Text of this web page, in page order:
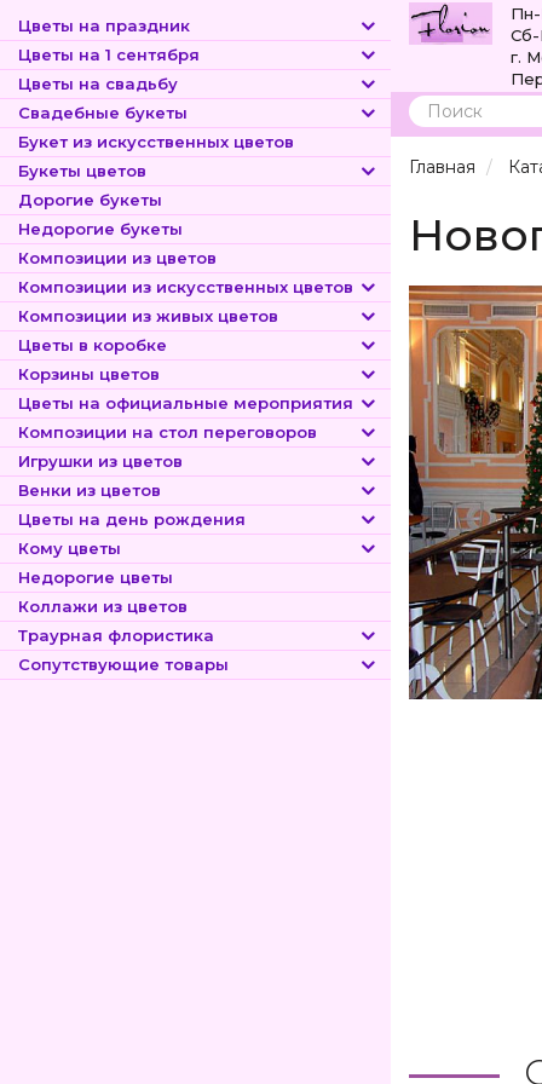
Цветы на праздник
Цветы на 1 сентября
Цветы на свадьбу
Свадебные букеты
Букет из искусственных цветов
Букеты цветов
Дорогие букеты
Недорогие букеты
Композиции из цветов
Композиции из искусственных цветов
Композиции из живых цветов
Цветы в коробке
Корзины цветов
Цветы на официальные мероприятия
Композиции на стол переговоров
Игрушки из цветов
Венки из цветов
Цветы на день рождения
Кому цветы
Недорогие цветы
Коллажи из цветов
Траурная флористика
Сопутствующие товары
Сб-
г.
Поиск
Главная